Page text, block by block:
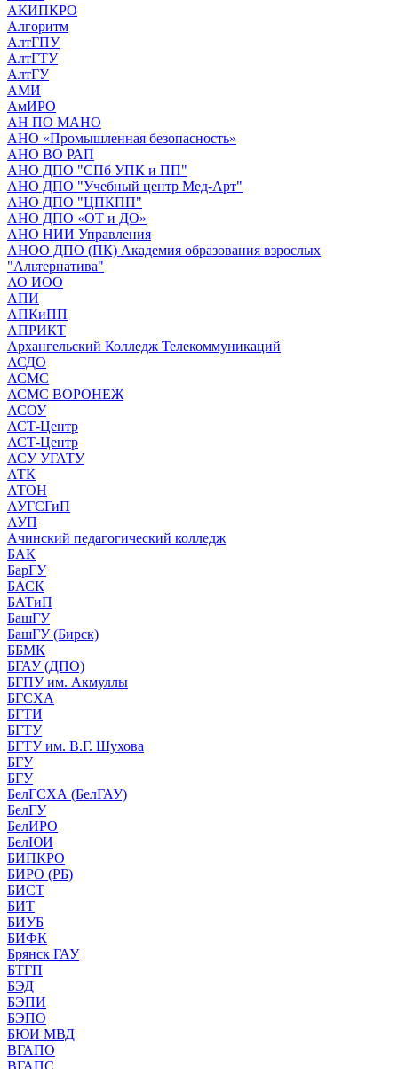
АКИПКРО
Алгоритм
АлтГПУ
АлтГТУ
АлтГУ
АМИ
АмИРО
АН ПО МАНО
АНО «Промышленная безопасность»
АНО ВО РАП
АНО ДПО "СПб УПК и ПП"
АНО ДПО "Учебный центр Мед-Арт"
АНО ДПО "ЦПКПП"
АНО ДПО «ОТ и ДО»
АНО НИИ Управления
АНОО ДПО (ПК) Академия образования взрослых
"Альтернатива"
АО ИОО
АПИ
АПКиПП
АПРИКТ
Архангельский Колледж Телекоммуникаций
АСДО
АСМС
АСМС ВОРОНЕЖ
АСОУ
АСТ-Центр
АСТ-Центр
АСУ УГАТУ
АТК
АТОН
АУГСГиП
АУП
Ачинский педагогический колледж
БАК
БарГУ
БАСК
БАТиП
БашГУ
БашГУ (Бирск)
ББМК
БГАУ (ДПО)
БГПУ им. Акмуллы
БГСХА
БГТИ
БГТУ
БГТУ им. В.Г. Шухова
БГУ
БГУ
БелГСХА (БелГАУ)
БелГУ
БелИРО
БелЮИ
БИПКРО
БИРО (РБ)
БИСТ
БИТ
БИУБ
БИФК
Брянск ГАУ
БТГП
БЭД
БЭПИ
БЭПО
БЮИ МВД
ВГАПО
ВГАПС